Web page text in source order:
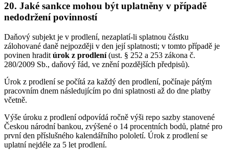
20. Jaké sankce mohou být uplatněny v případě
nedodržení povinností
Daňový subjekt je v prodlení, nezaplatí-li splatnou částku
zálohované daně nejpozději v den její splatnosti; v tomto případě je
povinen hradit úrok z prodlení(ust. § 252 a 253 zákona č.
280/2009 Sb., daňový řád, ve znění pozdějších předpisů).
Úrok z prodlení se počítá za každý den prodlení, počínaje pátým
pracovním dnem následujícím po dni splatnosti až do dne platby
včetně.
Výše úroku z prodlení odpovídá ročně výši repo sazby stanovené
Českou národní bankou, zvýšené o 14 procentních bodů, platné pro
první den příslušného kalendářního pololetí. Úrok z prodlení se
uplatní nejdéle za 5 let prodlení.